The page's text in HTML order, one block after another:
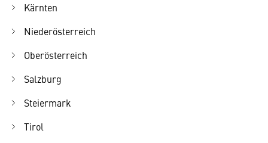
Kärnten
Niederösterreich
Oberösterreich
Salzburg
Steiermark
Tirol